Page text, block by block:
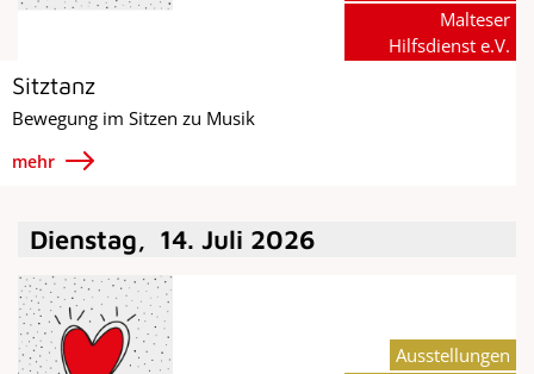
Sitztanz
Bewegung im Sitzen zu Musik
mehr
Malteser
Hilfsdienst e.V.
Dienstag, 14. Juli 2026
Ausstellungen